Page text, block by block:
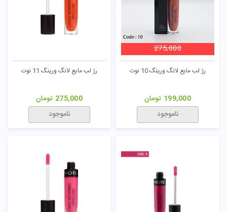
رژ لب مایع لانگ ورینگ 10 نوت
275,000
199,000 تومان
ناموجود
رژ لب مایع لانگ ورینگ 11 نوت
275,000 تومان
ناموجود